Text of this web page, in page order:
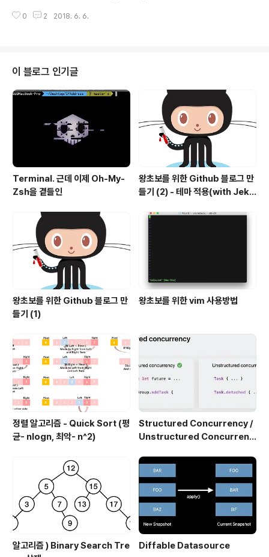
무너무 제드 진짜....제드...........................
새로운 MacOS를 발표합니다. 역시나 캘리포니아 지역이
에 너무나도 아름다운데요, ● Dark Mode지원. 이쯤되
면 이세상 간지가 아니죠?아주 여기서 환호가..
후................. documentation이나 presentation에서
도 역시나 간지나게 다크모드가 먹힙니ㅏㄷ. 갸ㅑㅑㅑㅑㅑ
ㅑㅑㅑㅑㅑㅑㅑㅑㅑㅑㅑㅑㅑㅑㅑㅑㅑㅑㅑㅑㅑ메..
0 2 2018. 6. 6.
이 블로그 인기글
Terminal. 근데 이제 Oh-My-
Zsh을 곁들인
왕초보를 위한 Github 블로그 만
들기 (2) - 테마 적용(with Jekyl
왕초보를 위한 Github 블로그 만
들기 (1)
왕초보를 위한 vim 사용방법
정렬 알고리즘 - Quick Sort (평
균- nlogn, 최악- n^2)
Structured Concurrency /
Unstructured Concurrenc
알고리즘 ) Binary Search Tre
Diffable Datasource